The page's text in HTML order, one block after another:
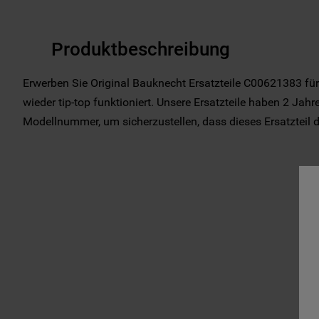
Produktbeschreibung
Erwerben Sie Original Bauknecht Ersatzteile C00621383
wieder tip-top funktioniert. Unsere Ersatzteile haben 2
Modellnummer, um sicherzustellen, dass dieses Ersatzteil